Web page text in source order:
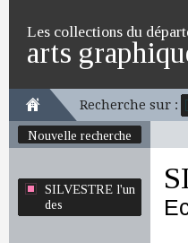
Les collections du
arts
Recherche sur :
Nouvelle recherche
SILVESTRE l'un
des